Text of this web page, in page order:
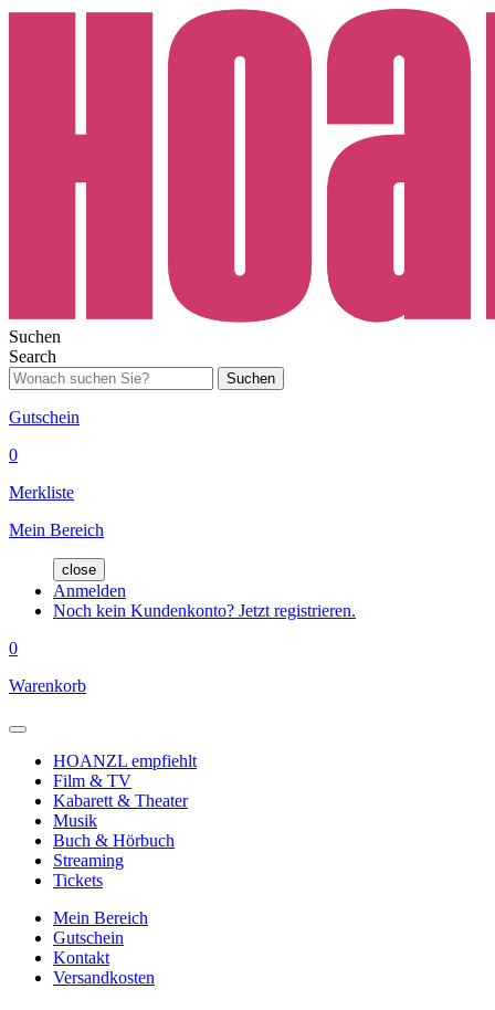
Suchen
Search
Suchen
Gutschein
0
Merkliste
Mein Bereich
close
Anmelden
Noch kein Kundenkonto? Jetzt registrieren.
0
Warenkorb
HOANZL empfiehlt
Film & TV
Kabarett & Theater
Musik
Buch & Hörbuch
Streaming
Tickets
Mein Bereich
Gutschein
Kontakt
Versandkosten